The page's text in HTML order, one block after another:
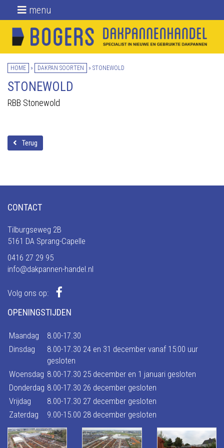
menu
Home
Gebruikte
dakpannen
Daktoebehoren
HOME » DAKPAN SOORTEN » STONEWOLD
STONEWOLD
RBB Stonewold
Terug
CONTACT
Tilburgseweg 2B
5161 DA Sprang-Capelle
0416 27 29 95
info@dakpannen-handel.nl
Volg ons op:
OPENINGSTIJDEN
Maandag
8.00-17.30
Dinsdag
8.00-17.30 24 en 31 december vanaf 15:00 uur
gesloten
Woensdag 8.00-17.30 25 december en 1 januari gesloten
Donderdag 8.00-17.30 26 december gesloten
Vrijdag
8.00-17.30 27 december gesloten
Zaterdag
9.00-15.00 28 december gesloten